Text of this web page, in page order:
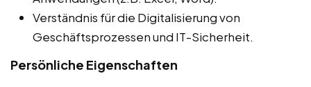
Verständnis für die Digitalisierung von
Geschäftsprozessen und IT-Sicherheit.
Persönliche Eigenschaften